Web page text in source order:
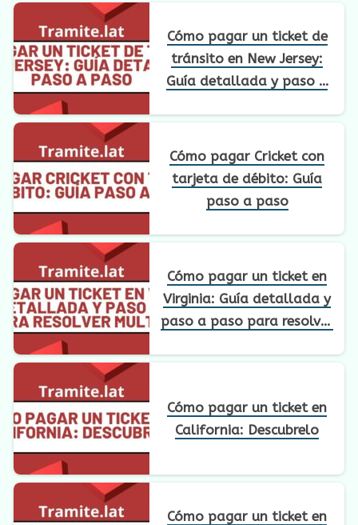
Cómo pagar un ticket de
tránsito en New Jersey:
Guía detallada y paso a
Cómo pagar Cricket con
tarjeta de débito: Guía
paso a paso
Cómo pagar un ticket en
Virginia: Guía detallada y
paso a paso para resolver
Cómo pagar un ticket en
California: Descubrelo
Cómo pagar un ticket en